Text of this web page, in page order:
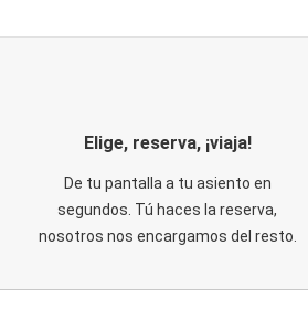
Elige, reserva, ¡viaja!
De tu pantalla a tu asiento en
segundos. Tú haces la reserva,
nosotros nos encargamos del resto.